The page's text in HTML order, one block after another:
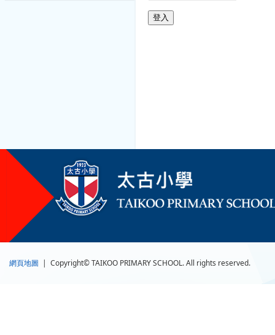
網頁地圖 | Copyright© TAIKOO PRIMARY SCHOOL. All rights reserved.